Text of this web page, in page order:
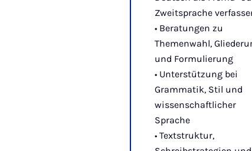
Zweitsprache
• Beratungen zu
Themenwahl,
und Formulierung
• Unterstützung bei
Grammatik, Stil und
wissenschaftlicher
Sprache
• Textstruktur,